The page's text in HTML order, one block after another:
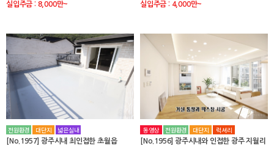
실입주금 : 8,000만~
실입주금 : 4,000만~
전원환경 대단지 넓은실내
[No.1957] 광주시내 최인접한 초월읍
동영상 전원환경 대단지 럭셔리
[No.1956] 광주시내와 인접한 광주 지월리